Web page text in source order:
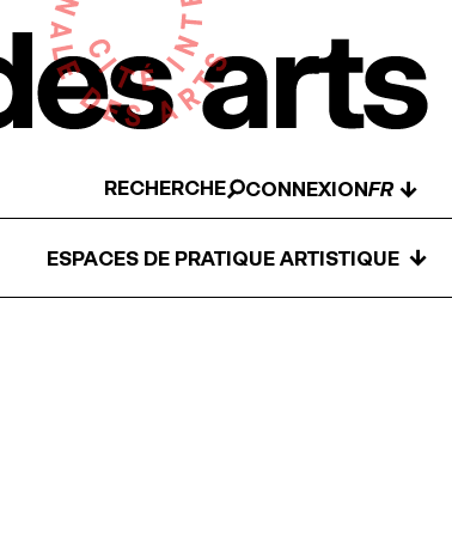
RECHERCHE CONNEXION ↓
ESPACES DE PRATIQUE ARTISTIQUE ↓